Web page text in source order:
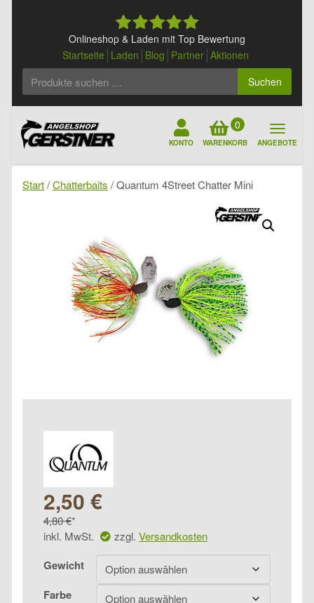
Onlineshop & Laden mit Top Bewertung
Startseite Laden Blog Partner Aktionen
Suchen
KONTO
0
WARENKORB ANGEBOTE
Start/Chatterbaits / Quantum 4Street Chatter Mini
4,80€
Ursprünglicher
Preis
war:
4,80 €
2,50 €Aktueller
Preis
ist:
2,50 €.
inkl. MwSt. zzgl. Versandkosten
Gewicht
Farbe